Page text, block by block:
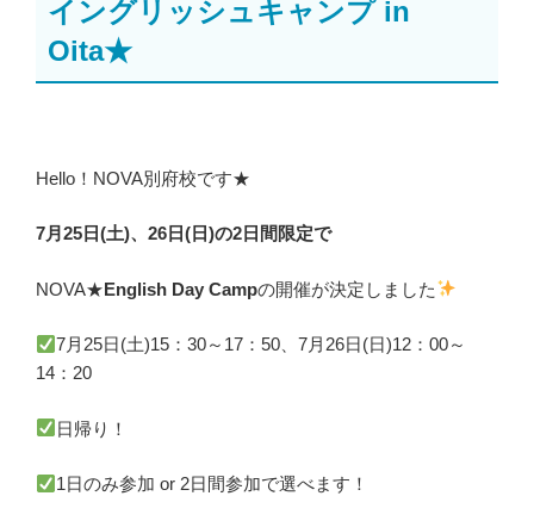
イングリッシュキャンプ in
Oita★
Hello！NOVA別府校です★
7月25日(土)、26日(日)の2日間限定で
NOVA★English Day Campの開催が決定しました
7月25日(土)15：30～17：50、7月26日(日)12：00～
14：20
日帰り！
1日のみ参加 or 2日間参加で選べます！